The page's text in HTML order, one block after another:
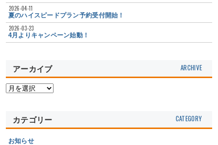
夏のハイスピードプラン予約受付開始！
2026-04-11
4月よりキャンペーン始動！
2026-03-23
アーカイブ
カテゴリー
お知らせ